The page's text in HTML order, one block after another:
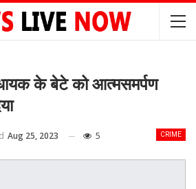
के बेटे को आत्मसमर्पण
CRIME
Aug 25, 2023 5